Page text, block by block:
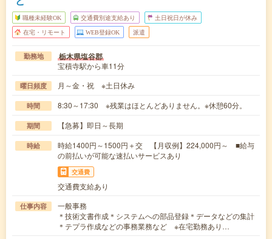
職種未経験OK 交通費別途支給あり 土日祝日が休み
在宅・リモート WEB登録OK 派遣
勤務地 栃木県塩谷郡
宝積寺駅から車11分
曜日頻度 月～金・祝 ※土日休み
時間 8:30～17:30 ※残業はほとんどありません。※休憩60分。
期間 【急募】即日～長期
時給
時給1400円～1500円＋交 【月収例】224,000円～ ■給与
の前払いが可能な速払いサービスあり
交通費
交通費支給あり
仕事内容
一般事務
＊技術文書作成＊システムへの部品登録＊データなどの集計
＊テプラ作成などの事務業務など ※在宅勤務あり…